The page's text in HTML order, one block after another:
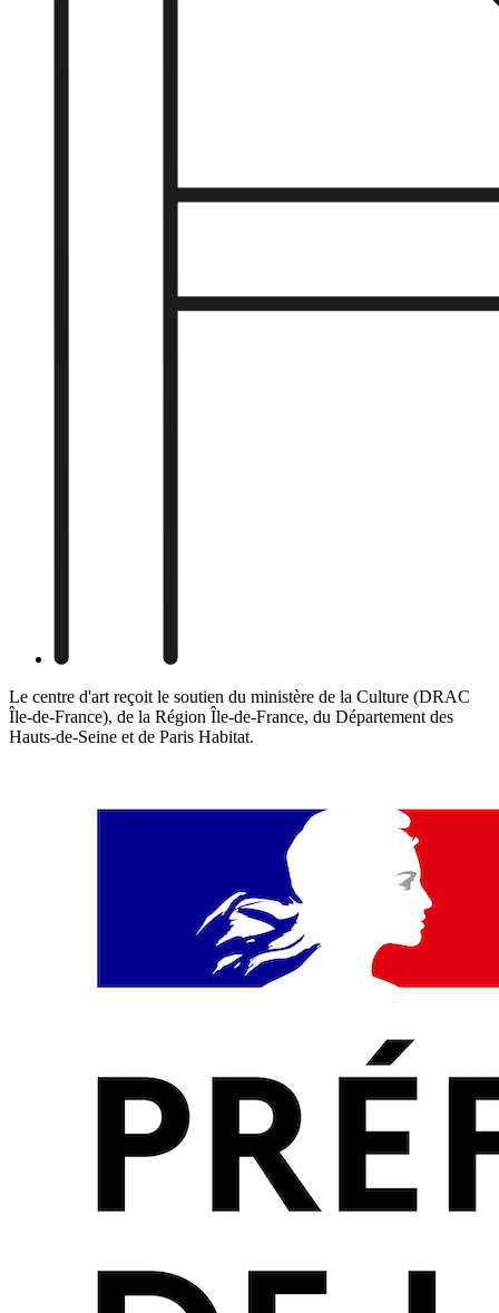
Le centre d'art reçoit le soutien du ministère de la Culture (DRAC
Île-de-France), de la Région Île-de-France, du Département des
Hauts-de-Seine et de Paris Habitat.